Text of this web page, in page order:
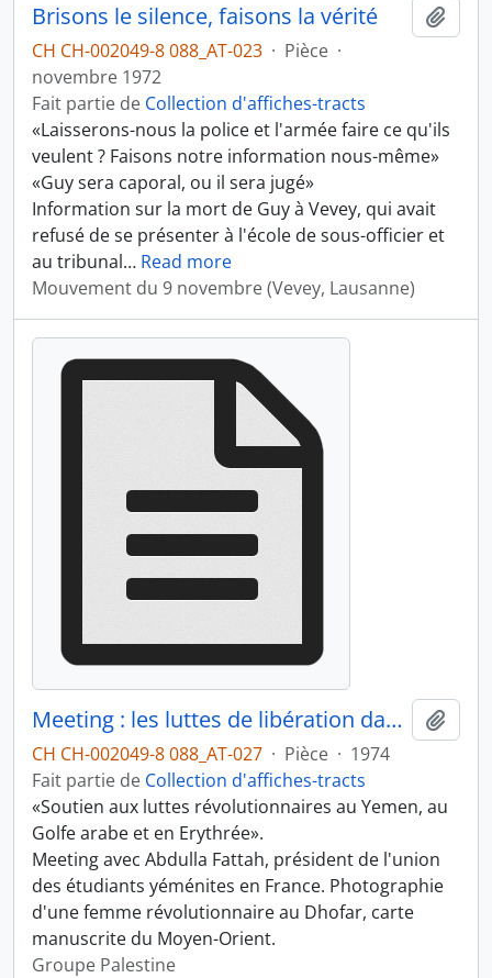
Brisons le silence, faisons la vérité
CH CH-002049-8 088_AT-023 · Pièce ·
novembre 1972
Fait partie de Collection d'affiches-tracts
«Laisserons-nous la police et l'armée faire ce qu'ils
veulent ? Faisons notre information nous-même»
«Guy sera caporal, ou il sera jugé»
Information sur la mort de Guy à Vevey, qui avait
refusé de se présenter à l'école de sous-officier et
au tribunal… Read more
Mouvement du 9 novembre (Vevey, Lausanne)
Meeting : les luttes de libération dans le Golfe arabe
CH CH-002049-8 088_AT-027 · Pièce · 1974
Fait partie de Collection d'affiches-tracts
«Soutien aux luttes révolutionnaires au Yemen, au
Golfe arabe et en Erythrée».
Meeting avec Abdulla Fattah, président de l'union
des étudiants yéménites en France. Photographie
d'une femme révolutionnaire au Dhofar, carte
manuscrite du Moyen-Orient.
Groupe Palestine